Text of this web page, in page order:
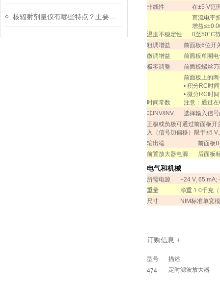
非线性
在±5 V范
温度不稳定性
直流电平
增益≤±
0至50°C
粗调增益
前面板6位开
微调增益
前面板单圈
极零调整
前面板螺丝
时间常数
前面板上的
• 积分RC时
• 微分RC时
注意：通过在
非 INV/INV
选择输入信
正极或负极可通过前面板开
入（信号加偏移）限于±5 V
输出端
前面板
前置放大器电源
后面板
电气和机械
所需电源 +24 V, 65 mA;
重量
净重 1.0千克（
尺寸
NIM标准单宽
订购信息 +
型号
描述
474
定时滤波放大器